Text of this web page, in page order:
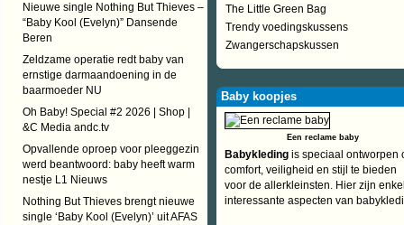
Nieuwe single Nothing But Thieves –
“Baby Kool (Evelyn)” Dansende
Beren
Zeldzame operatie redt baby van
ernstige darmaandoening in de
baarmoeder NU
Oh Baby! Special #2 2026 | Shop |
&C Media andc.tv
Opvallende oproep voor pleeggezin
werd beantwoord: baby heeft warm
nestje L1 Nieuws
Nothing But Thieves brengt nieuwe
single ‘Baby Kool (Evelyn)’ uit AFAS
The Little Green Bag
Trendy voedingskussens
Zwangerschapskussen
Baby koopjes
Een reclame baby
Babykledingis speciaal ontworpen
comfort, veiligheid en stijl te bieden
voor de allerkleinsten. Hier zijn
interessante aspecten van